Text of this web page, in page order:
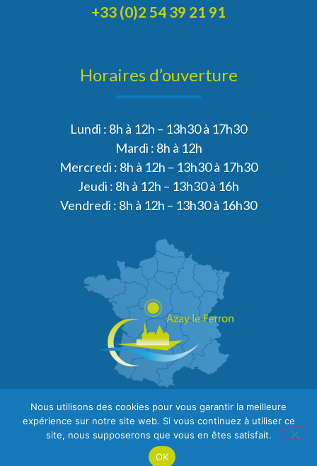
+33 (0)2 54 39 21 91
Horaires d’ouverture
Lundi : 8h à 12h – 13h30 à 17h30
Mardi : 8h à 12h
Mercredi : 8h à 12h – 13h30 à 17h30
Jeudi : 8h à 12h – 13h30 à 16h
Vendredi : 8h à 12h – 13h30 à 16h30
MENTIONS LÉGALES
Nous utilisons des cookies pour vous garantir la meilleure
expérience sur notre site web. Si vous continuez à utiliser ce
site, nous supposerons que vous en êtes satisfait.
OK